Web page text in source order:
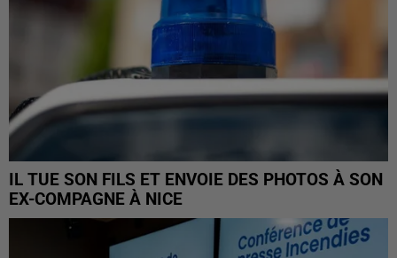
IL TUE SON FILS ET ENVOIE DES PHOTOS À SON
EX-COMPAGNE À NICE